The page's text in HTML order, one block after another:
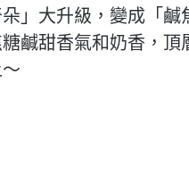
」大升級，變成「鹹
鹹甜香氣和奶香，